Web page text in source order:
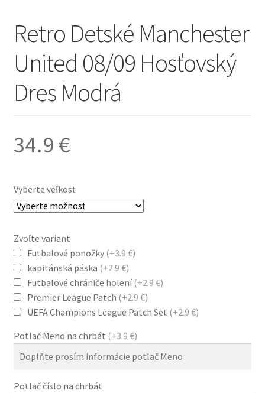
Retro Detské Manchester
United 08/09 Hosťovský
Dres Modrá
34.9 €
Vyberte veľkosť
Zvoľte variant
Futbalové ponožky (+3.9 €)
kapitánská páska (+2.9 €)
Futbalové chrániče holení(+2.9 €)
Premier League Patch (+2.9 €)
UEFA Champions League Patch Set (+2.9 €)
Potlač Meno na chrbát (+3.9 €)
Potlač číslo na chrbát